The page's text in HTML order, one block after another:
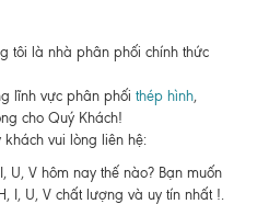
tôi là nhà phân phối chính thức
lĩnh vực phân phối thép hình,
cho Quý Khách!
vui lòng liên hệ:
U, V hôm nay thế nào? Bạn muốn
I, U, V chất lượng và uy tín nhất !.